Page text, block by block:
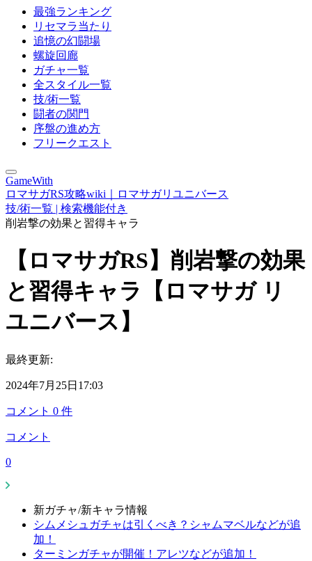
最強ランキング
リセマラ当たり
追憶の幻闘場
螺旋回廊
ガチャ一覧
全スタイル一覧
技/術一覧
闘者の関門
序盤の進め方
フリークエスト
GameWith
ロマサガRS攻略wiki｜ロマサガリユニバース
技/術一覧 | 検索機能付き
削岩撃の効果と習得キャラ
【ロマサガRS】削岩撃の効果
と習得キャラ【ロマサガ リ
ユニバース】
最終更新:
2024年7月25日17:03
コメント 0 件
コメント
0
新ガチャ/新キャラ情報
シムメシュガチャは引くべき？シャムマベルなどが追
加！
ターミンガチャが開催！アレツなどが追加！